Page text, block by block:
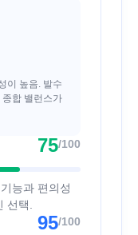
이 높음. 발수
합 밸런스가
75/100
능과 편의성
선택.
95/100